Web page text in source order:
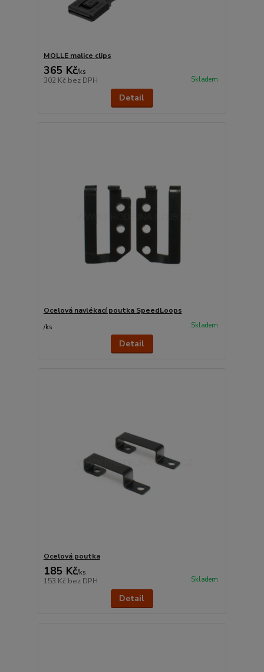
MOLLE malice clips
365 Kč/ks
302 Kč bez DPH Skladem
Detail
Ocelová navlékací poutka SpeedLoops
/ks Skladem
Detail
Ocelová poutka
185 Kč/ks
153 Kč bez DPH Skladem
Detail